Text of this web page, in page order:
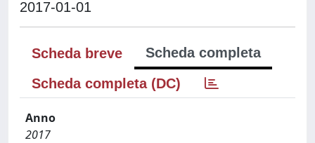
2017-01-01
Scheda breve
Scheda completa
Scheda completa (DC)
Anno
2017